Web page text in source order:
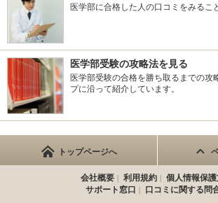
医学部に合格した人の口コミをみるこ
医学部受験の攻略法を見る
医学部受験の合格を勝ち取るまでの攻
プに沿って紹介しています。
トップページへ
会社概要 利用規約
個人情報保
サポート窓口
口コミに関する問